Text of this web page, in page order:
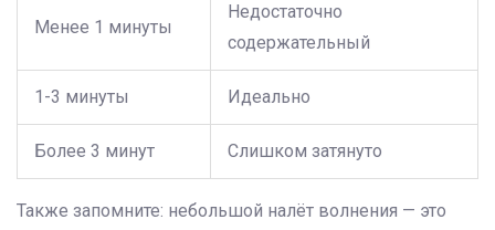
Менее 1 минуты
Недостаточно
содержательный
1-3 минуты Идеально
Более 3 минут Слишком затянуто
Также запомните: небольшой налёт волнения — это